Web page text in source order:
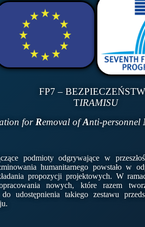
FP7 –
TIRAMISU
for Removal ofAnti-personnel
podmioty odgrywające w
humanitarnego powstało w
propozycji projektowych. W
nowych, które razem
udostępnienia takiego zestawu